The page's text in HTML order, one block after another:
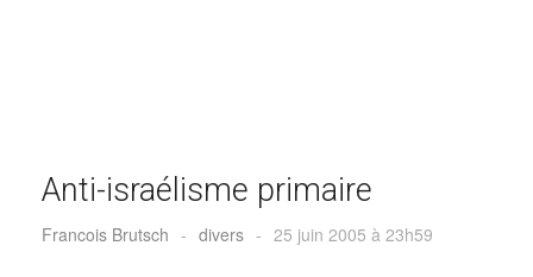
Anti-israélisme primaire
Francois Brutsch - divers - 25 juin 2005 à 23h59